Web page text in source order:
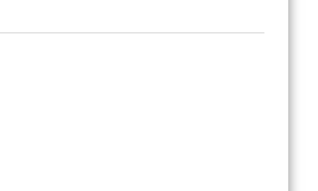
aangestuurde
natuurgetrouwe keramische
vol en levendig vlambeeld.
een kampvuur.